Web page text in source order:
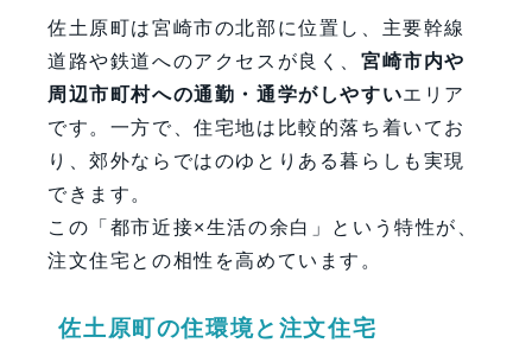
佐土原町は宮崎市の北部に位置し、主要幹線
道路や鉄道へのアクセスが良く、 宮崎市内や
周辺市町村への通勤・通学がしやすいエリア
です。一方で、住宅地は比較的落ち着いてお
り、郊外ならではのゆとりある暮らしも実現
できます。
この「都市近接×生活の余白」という特性が、
注文住宅との相性を高めています。
佐土原町の住環境と注文住宅